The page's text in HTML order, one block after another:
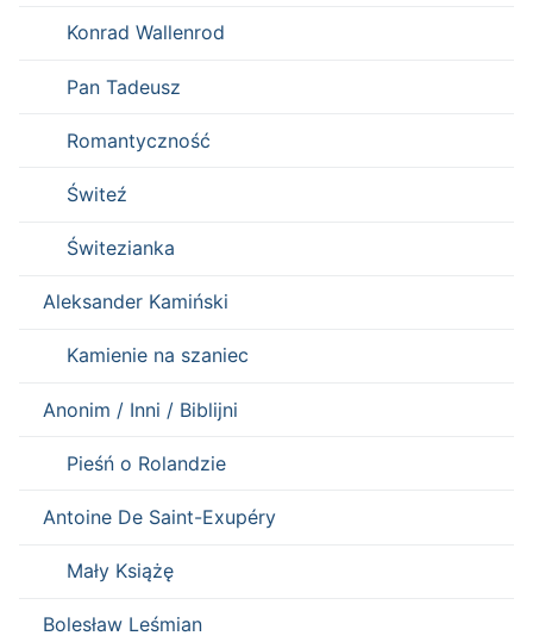
Konrad Wallenrod
Pan Tadeusz
Romantyczność
Świteź
Świtezianka
Aleksander Kamiński
Kamienie na szaniec
Anonim / Inni / Biblijni
Pieśń o Rolandzie
Antoine De Saint-Exupéry
Mały Książę
Bolesław Leśmian